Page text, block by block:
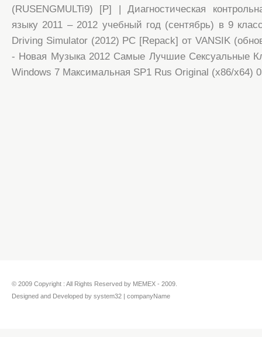
(RUSENGMULTi9) [P] | Диагностическая
языку 2011 – 2012 учебный год (сентябрь) в 9
Driving Simulator (2012) PC [Repack] от VANSIK
- Новая Музыка 2012 Самые Лучшие Сексуальные
Windows 7 Максимальная SP1 Rus Original (x86/x64)
© 2009 Copyright : All Rights Reserved by MEMEX - 2009.
Designed and Developed by system32 | companyName